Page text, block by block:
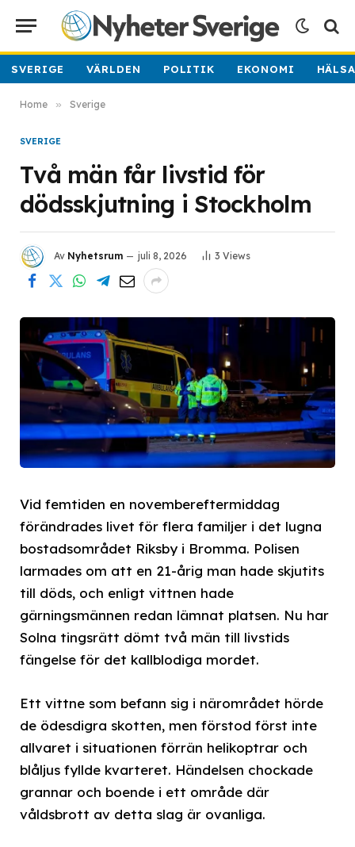
SVERIGE VÄRLDEN POLITIK EKONOMI
Home » Sverige
SVERIGE
Två män får livstid för
dödsskjutning i Stockholm
Av Nyhetsrum juli 8, 2026 3 Views
Vid femtiden en novembereftermiddag
förändrades livet för flera familjer i det lugna
bostadsområdet Riksby i Bromma. Polisen
larmades om att en 21-årig man hade skjutits
till döds, och enligt vittnen hade
gärningsmännen redan lämnat platsen. Nu har
Solna tingsrätt dömt två män till livstids
fängelse för det kallblodiga mordet.
Ett vittne som befann sig i närområdet hörde
de ödesdigra skotten, men förstod först inte
allvaret i situationen förrän helikoptrar och
blåljus fyllde kvarteret. Händelsen chockade
grannar och boende i ett område där
våldsbrott av detta slag är ovanliga.